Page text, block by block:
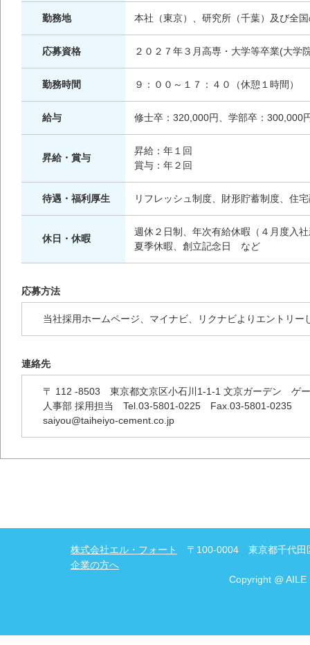
勤務地 本社（東京）、研究所（千葉）及び全
応募資格 ２０２７年３月高専・大学等卒業(大学
勤務時間 ９：００～１７：４０（休憩１時間）
給与 修士卒：320,000円、学部卒：300,000
昇給・賞与
昇給：年１回
賞与：年２回
待遇・福利厚生 リフレッシュ制度、財形貯蓄制度、住
休日・休暇
週休２日制、年次有給休暇（４月度入
夏季休暇、創立記念日 など
応募方法
当社採用ホームページ、マイナビ、リクナビよりエントリー
連絡先
〒 112 -8503 東京都文京区小石川1-1-1 文京ガーデン ゲ
人事部 採用担当 Tel.03-5801-0225 Fax.03-5801-0235
saiyou@taiheiyo-cement.co.jp
株式会社エル・フォート
〒100-0004 東京都千代田
企業の方へ
Copyright @